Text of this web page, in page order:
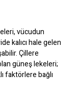
vücudun
kalıcı hale gelen
Çillere
güneş lekeleri;
faktörlere bağlı